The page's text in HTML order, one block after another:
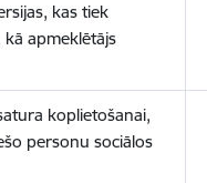
kas tiek
apmeklētājs
koplietošanai,
personu sociālos